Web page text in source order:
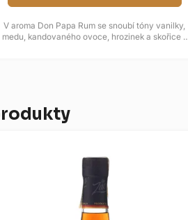
V aroma Don Papa Rum se snoubí tóny vanilky,
medu, kandovaného ovoce, hrozinek a skořice s